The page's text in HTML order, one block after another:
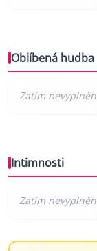
Oblíbená hudba
Intimnosti